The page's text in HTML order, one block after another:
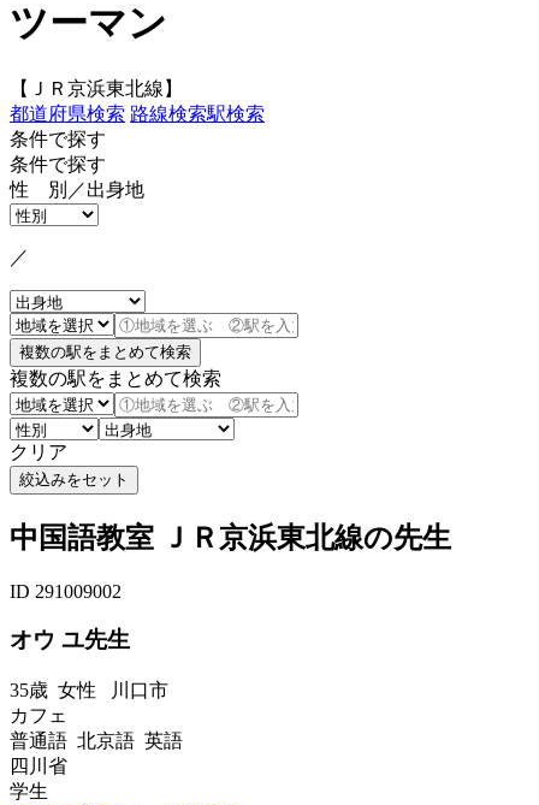
ツーマン
【ＪＲ京浜東北線】
都道府県検索 路線検索駅検索
条件で探す
条件で探す
性 別／出身地
／
複数の駅をまとめて検索
クリア
中国語教室 ＪＲ京浜東北線の先生
ID 291009002
オウ ユ先生
35歳 女性 川口市
カフェ
普通語 北京語 英語
四川省
学生